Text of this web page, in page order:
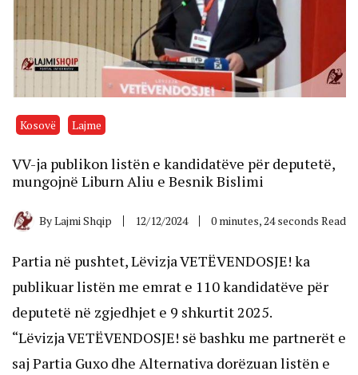
Kosovë Lajme
VV-ja publikon listën e kandidatëve për deputetë,
mungojnë Liburn Aliu e Besnik Bislimi
ByLajmi Shqip 12/12/2024 0 minutes, 24 seconds Read
Partia në pushtet, Lëvizja VETËVENDOSJE! ka
publikuar listën me emrat e 110 kandidatëve për
deputetë në zgjedhjet e 9 shkurtit 2025.
“Lëvizja VETËVENDOSJE! së bashku me partnerët e
saj Partia Guxo dhe Alternativa dorëzuan listën e